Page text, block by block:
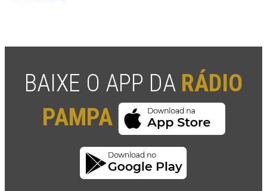
BAIXE O APP DA RÁDIO
PAMPA